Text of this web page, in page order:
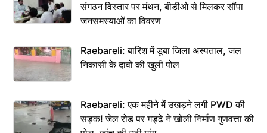
संगठन विस्तार पर मंथन, बीडीओ से मिलकर सौंपा
जनसमस्याओं का विवरण
Raebareli: बारिश में डूबा जिला अस्पताल, जल
निकासी के दावों की खुली पोल
Raebareli: एक महीने में उखड़ने लगी PWD की
सड़क! जेल रोड पर गड्ढे ने खोली निर्माण गुणवत्ता की